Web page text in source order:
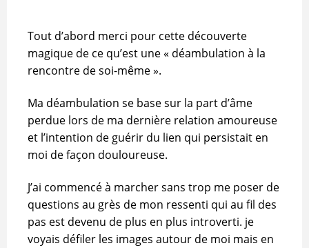
Tout d’abord merci pour cette découverte
magique de ce qu’est une « déambulation à la
rencontre de soi-même ».
Ma déambulation se base sur la part d’âme
perdue lors de ma dernière relation amoureuse
et l’intention de guérir du lien qui persistait en
moi de façon douloureuse.
J’ai commencé à marcher sans trop me poser de
questions au grès de mon ressenti qui au fil des
pas est devenu de plus en plus introverti. je
voyais défiler les images autour de moi mais en